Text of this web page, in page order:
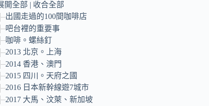
開全部 | 收合全部
出國走過的100間咖啡店
吧台裡的重要事
咖啡。螺絲釘
2013 北京。上海
2014 香港、澳門
2015 四川。天府之國
2016 日本新幹線遊7城市
2017 大馬、汶萊、新加坡